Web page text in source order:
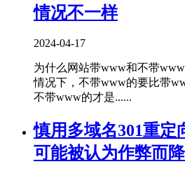
情况不一样
2024-04-17
为什么网站带www和不带
情况下，不带www的要比带
不带www的才是......
慎用多域名301重定
可能被认为作弊而